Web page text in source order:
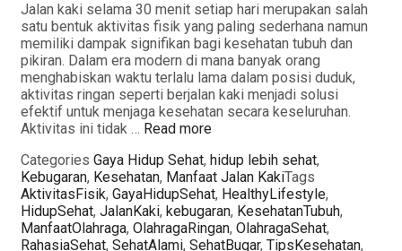
Jalan kaki selama 30 menit setiap hari merupakan salah
satu bentuk aktivitas fisik yang paling sederhana namun
memiliki dampak signifikan bagi kesehatan tubuh dan
pikiran. Dalam era modern di mana banyak orang
menghabiskan waktu terlalu lama dalam posisi duduk,
aktivitas ringan seperti berjalan kaki menjadi solusi
efektif untuk menjaga kesehatan secara keseluruhan.
Aktivitas ini tidak … Read more
Categories Gaya Hidup Sehat, hidup lebih sehat,
Kebugaran, Kesehatan, Manfaat Jalan KakiTags
AktivitasFisik, GayaHidupSehat, HealthyLifestyle,
HidupSehat, JalanKaki, kebugaran, KesehatanTubuh,
ManfaatOlahraga, OlahragaRingan, OlahragaSehat,
RahasiaSehat, SehatAlami, SehatBugar, TipsKesehatan,